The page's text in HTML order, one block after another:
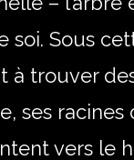
soi. Sous
à trouver
ses
vers le